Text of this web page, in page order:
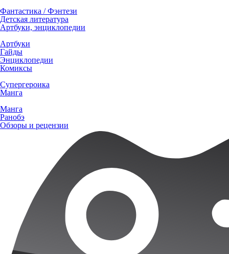
Фантастика / Фэнтези
Детская литература
Артбуки, энциклопедии
Артбуки
Гайды
Энциклопедии
Комиксы
Супергероика
Манга
Манга
Ранобэ
Обзоры и рецензии